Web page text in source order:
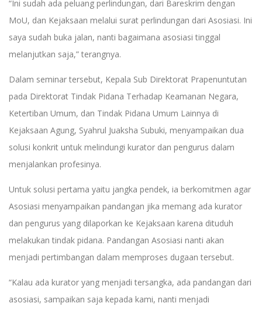
“Ini sudah ada peluang perlindungan, dari Bareskrim dengan
MoU, dan Kejaksaan melalui surat perlindungan dari Asosiasi. Ini
saya sudah buka jalan, nanti bagaimana asosiasi tinggal
melanjutkan saja,” terangnya.
Dalam seminar tersebut, Kepala Sub Direktorat Prapenuntutan
pada Direktorat Tindak Pidana Terhadap Keamanan Negara,
Ketertiban Umum, dan Tindak Pidana Umum Lainnya di
Kejaksaan Agung, Syahrul Juaksha Subuki, menyampaikan dua
solusi konkrit untuk melindungi kurator dan pengurus dalam
menjalankan profesinya.
Untuk solusi pertama yaitu jangka pendek, ia berkomitmen agar
Asosiasi menyampaikan pandangan jika memang ada kurator
dan pengurus yang dilaporkan ke Kejaksaan karena dituduh
melakukan tindak pidana. Pandangan Asosiasi nanti akan
menjadi pertimbangan dalam memproses dugaan tersebut.
“Kalau ada kurator yang menjadi tersangka, ada pandangan dari
asosiasi, sampaikan saja kepada kami, nanti menjadi